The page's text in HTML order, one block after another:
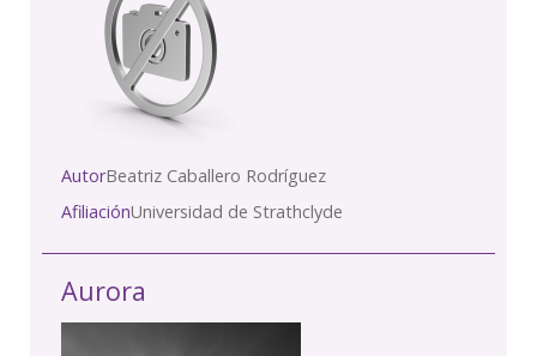
AutorBeatriz Caballero Rodríguez
AfiliaciónUniversidad de Strathclyde
Aurora